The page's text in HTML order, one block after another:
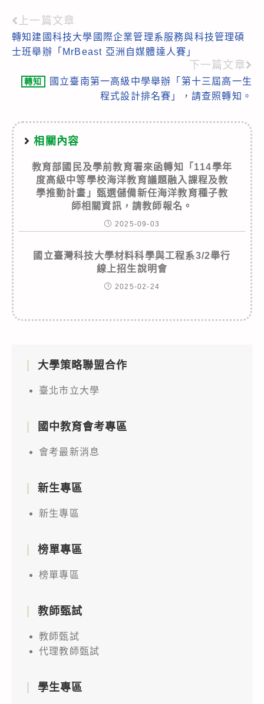
Read
more
上一篇文章
轉知建國科技大學國際企業管理系服務與科技管理碩
士班舉辦「MrBeast 亞洲自媒體達人賽」
下一篇文章
轉知
國立臺南第一高級中學舉辦「第十三屆高一生
程式設計排名賽」，請查照轉知。
相關內容
教育部國民及學前教育署來函轉知「114學年
度高級中等學校海洋教育議題融入課程及教
學推動計畫」甄選儲備新任海洋教育種子教
師相關資訊，請教師報名。
2025-09-03
國立臺灣科技大學材料科學與工程系3/2舉行
線上招生說明會
2025-02-24
大學策略聯盟合作
臺北市立大學
國中教育會考專區
會考最新消息
新生專區
新生專區
榜單專區
榜單專區
教師甄試
教師甄試
代理教師甄試
學生專區